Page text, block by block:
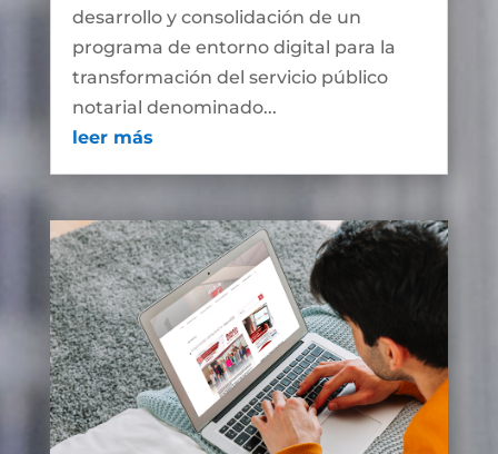
desarrollo y consolidación de un
programa de entorno digital para la
transformación del servicio público
notarial denominado...
leer más